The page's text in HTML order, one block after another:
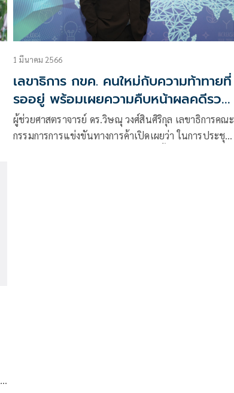
1 มีนาคม 2566
เลขาธิการ กขค. คนใหม่กับความท้าทายที่
รออยู่ พร้อมเผยความคืบหน้าผลคดีรวม
ธุรกิจ และคดีปกครอง
ผู้ช่วยศาสตราจารย์ ดร.วิษณุ วงศ์สินศิริกุล เลขาธิการคณะ
กรรมการการแข่งขันทางการค้าเปิดเผยว่า ในการประชุม